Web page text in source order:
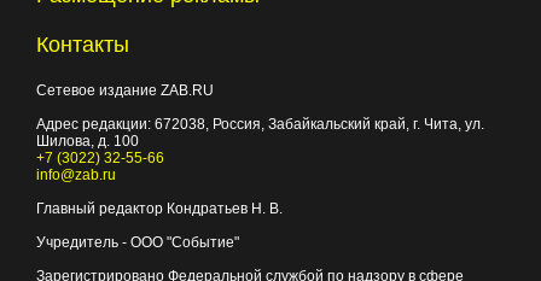
Контакты
Сетевое издание ZAB.RU
Адрес редакции: 672038 , Россия, Забайкальский край, г. Чита ул.
Шилова, д. 100
+7 (3022) 32-55-66
info@zab.ru
Главный редактор Кондратьев Н. В.
Учредитель - ООО "Событие"
Зарегистрировано Федеральной службой по надзору в сфере